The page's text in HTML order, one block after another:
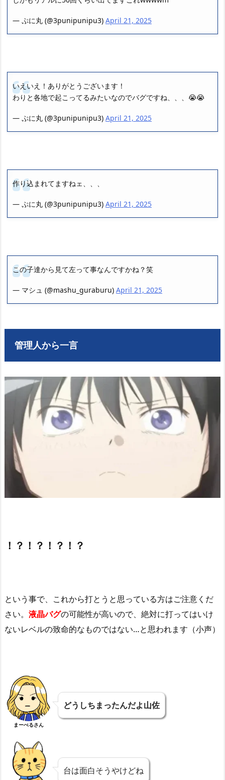
— ぷに丸 (@3punipunipu3) April 21, 2025
いえいえ！ありがとうございます！
わりと各地で起こってるみたいなのでバグですね、、、😭😭
— ぷに丸 (@3punipunipu3) April 21, 2025
作り込まれてますねェ、、、
— ぷに丸 (@3punipunipu3) April 21, 2025
この子達から見て左って事なんですかね？笑
— マシュ (@mashu_guraburu) April 21, 2025
管理人から一言
！？！？！？！？
という事で、これから打とうと思っている方はご注意くだ
さい。 液晶バグの可能性が高いので、絶対に打ってはいけ
ないレベルの致命的なものではない…と思われます（小声）
まーべるさん
どうしちまったんだよ山佐
台は面白そうやけどね